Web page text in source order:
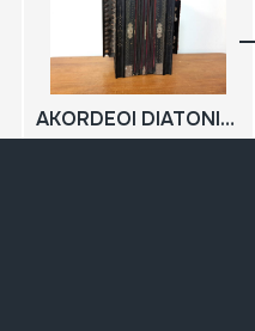
AKORDEOI DIATONIKOA